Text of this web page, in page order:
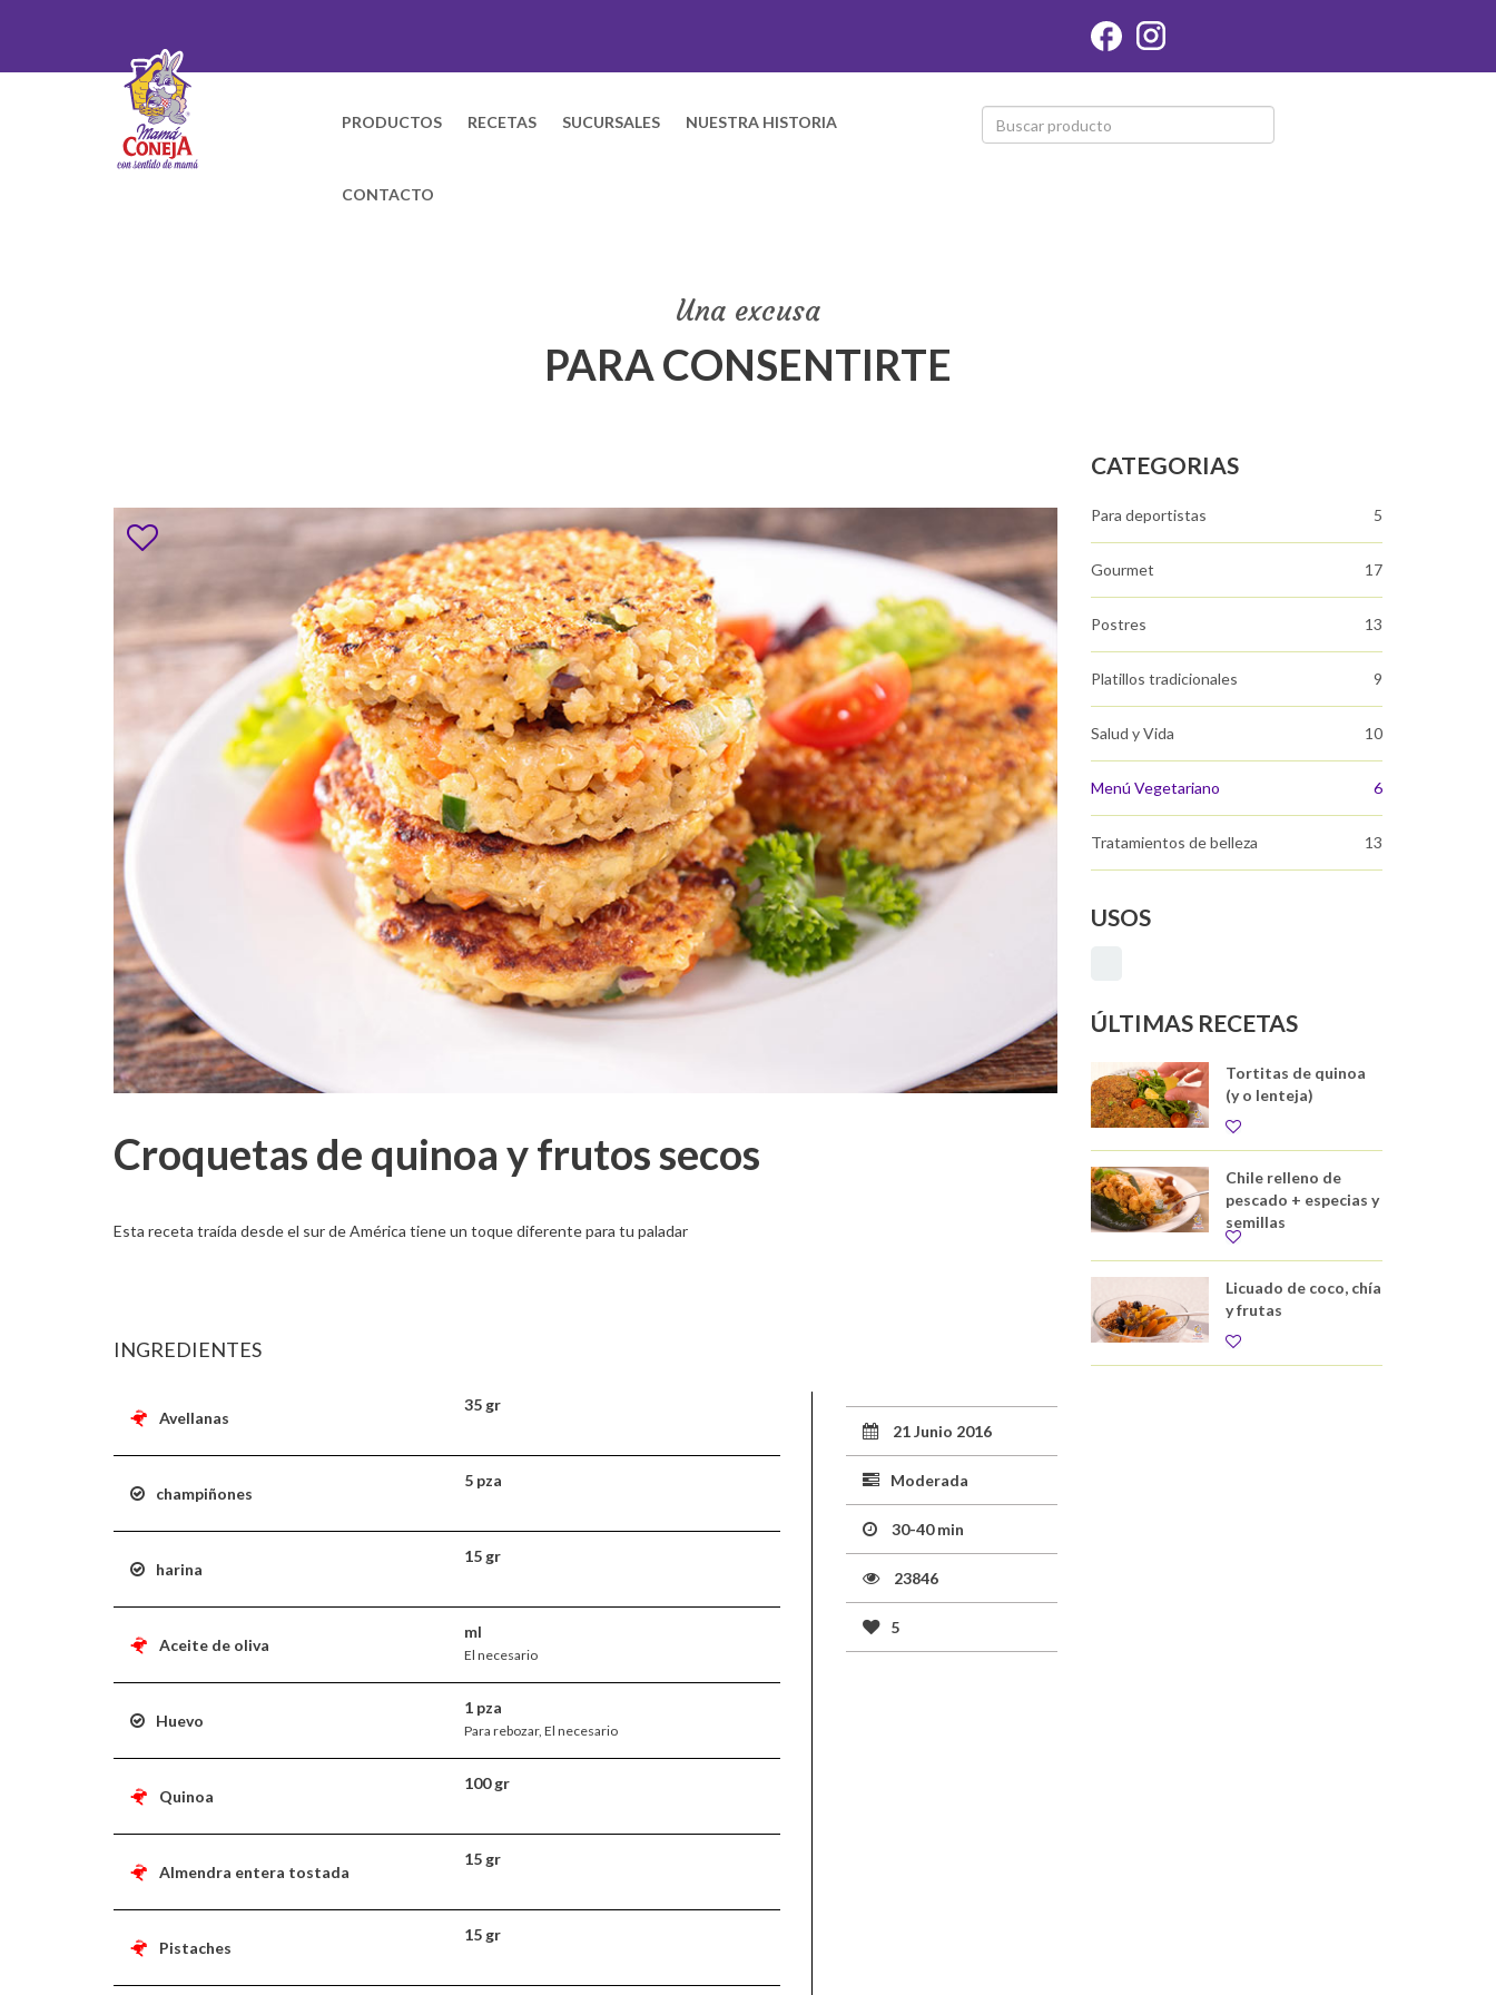
PRODUCTOS RECETAS SUCURSALES NUESTRA HISTORIA
CONTACTO
Una excusa
PARA CONSENTIRTE
Croquetas de quinoa y frutos secos
Esta receta traída desde el sur de América tiene un toque diferente para tu paladar
INGREDIENTES
Avellanas
35 gr
champiñones
5 pza
harina
15 gr
Aceite de oliva
ml
El necesario
Huevo
1 pza
Para rebozar, El necesario
Quinoa
100 gr
Almendra entera tostada
15 gr
Pistaches
15 gr
21 Junio 2016
Moderada
30-40 min
23846
5
CATEGORIAS
Para deportistas 5
Gourmet 17
Postres 13
Platillos tradicionales 9
Salud y Vida 10
Menú Vegetariano 6
Tratamientos de belleza 13
USOS
ÚLTIMAS RECETAS
Tortitas de quinoa
(y o lenteja)
Chile relleno de
pescado + especias y
semillas
Licuado de coco, chía
y frutas